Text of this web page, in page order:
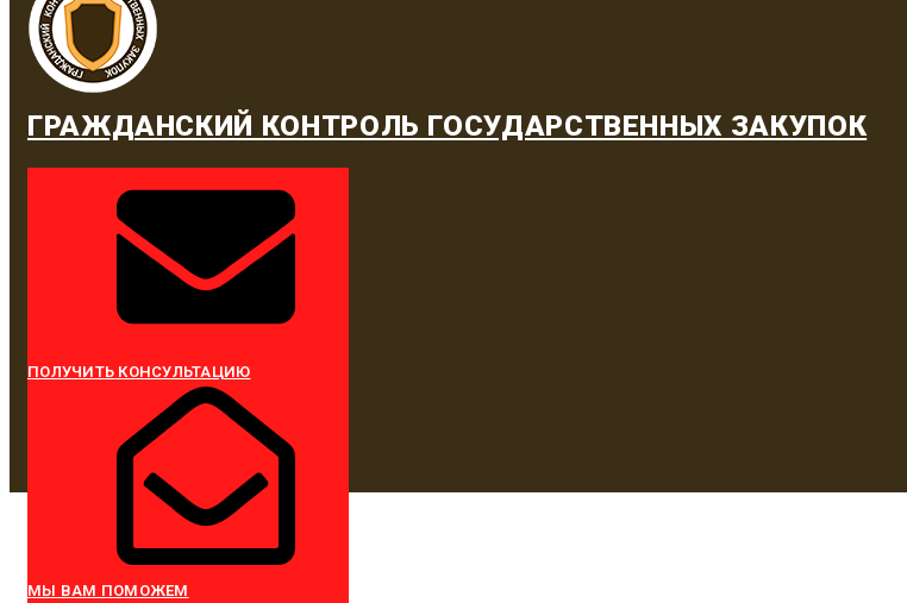
ГРАЖДАНСКИЙ КОНТРОЛЬ ГОСУДАРСТВЕННЫХ ЗАКУПОК
ПОЛУЧИТЬ КОНСУЛЬТАЦИЮ
МЫ ВАМ ПОМОЖЕМ